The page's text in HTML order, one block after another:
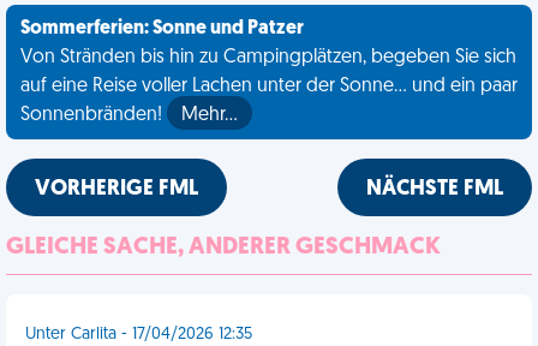
Sommerferien: Sonne und Patzer
Von Stränden bis hin zu Campingplätzen, begeben Sie sich
auf eine Reise voller Lachen unter der Sonne... und ein paar
Sonnenbränden!
Mehr…
VORHERIGE FML NÄCHSTE FML
GLEICHE SACHE, ANDERER GESCHMACK
Unter Carlita - 17/04/2026 12:35